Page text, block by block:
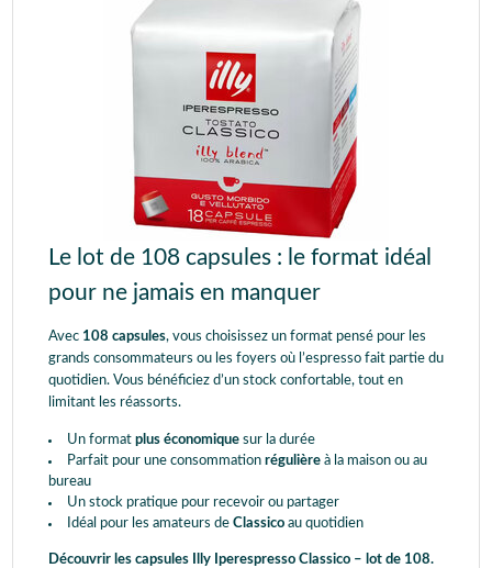
Le lot de 108 capsules : le format idéal
pour ne jamais en manquer
Avec 108 capsules, vous choisissez un format pensé pour les
grands consommateurs ou les foyers où l’espresso fait partie du
quotidien. Vous bénéficiez d’un stock confortable, tout en
limitant les réassorts.
Un format plus économique sur la durée
Parfait pour une consommation régulière à la maison ou au
bureau
Un stock pratique pour recevoir ou partager
Idéal pour les amateurs de Classico au quotidien
Découvrir les capsules Illy Iperespresso Classico – lot de 108.